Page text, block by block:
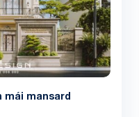
mansard